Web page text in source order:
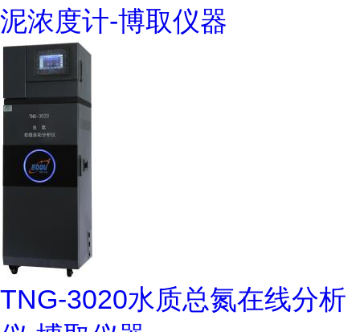
泥浓度计-博取仪器
TNG-3020水质总氮在线分析